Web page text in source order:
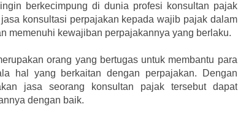
berkecimpung di dunia profesi konsultan pajak
konsultasi perpajakan kepada wajib pajak dalam
memenuhi kewajiban perpajakannya yang berlaku.
orang yang bertugas untuk membantu para
hal yang berkaitan dengan perpajakan. Dengan
jasa seorang konsultan pajak tersebut dapat
dengan baik.